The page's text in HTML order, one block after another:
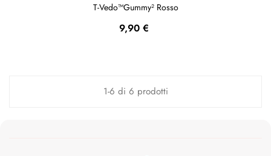
T-Vedo™Gummy² Rosso
Prezzo
9,90 €
1-6 di 6 prodotti